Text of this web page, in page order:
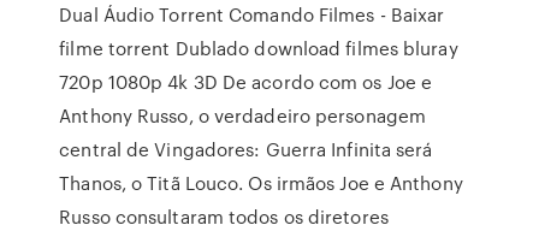
Dual Áudio Torrent Comando Filmes - Baixar
filme torrent Dublado download filmes bluray
720p 1080p 4k 3D De acordo com os Joe e
Anthony Russo, o verdadeiro personagem
central de Vingadores: Guerra Infinita será
Thanos, o Titã Louco. Os irmãos Joe e Anthony
Russo consultaram todos os diretores